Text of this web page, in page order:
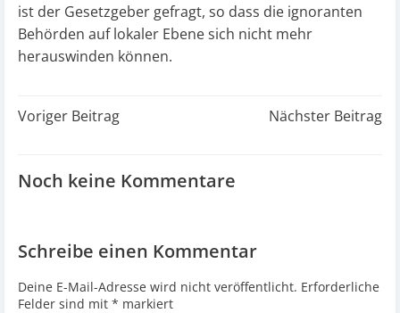
ist der Gesetzgeber gefragt, so dass die ignoranten
Behörden auf lokaler Ebene sich nicht mehr
herauswinden können.
Post
navigation
Voriger Beitrag
Post
navigation
Nächster Beitrag
Noch keine Kommentare
Schreibe einen Kommentar
Deine E-Mail-Adresse wird nicht veröffentlicht. Erforderliche
Felder sind mit * markiert